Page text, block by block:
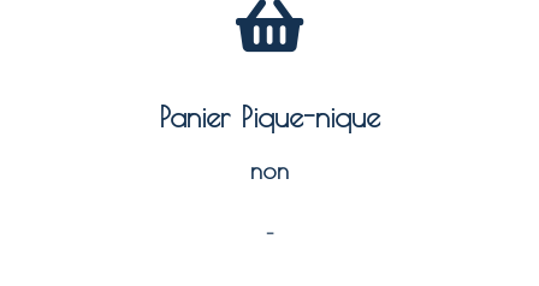
Panier Pique-nique
non
–